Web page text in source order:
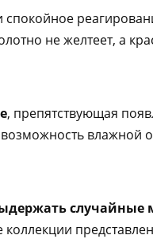
спокойное
не желтеет, а
, препятствующая
влажной
случайные